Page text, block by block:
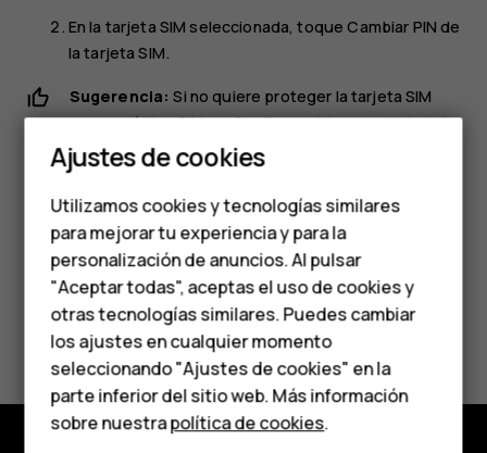
Smartphones
Teléfonos clásicos
Teléfonos para
personas mayores
Accesorios
HMD Terra M
Para empresas
Tabletas
En la tarjeta SIM seleccionada, toqueCambiar PIN de
la tarjeta SIM.
Sugerencia: Si no quiere proteger la tarjeta SIM
con un código PIN, en Configurar bloqueo de tarjeta
SIM, cambieBloquear tarjeta SIM
escriba su PIN actual.
¿Te ha parecido útil?
Sí No
Ajustes de cookies
Utilizamos cookies y tecnologías similares
para mejorar tu experiencia y para la
personalización de anuncios. Al pulsar
"Aceptar todas", aceptas el uso de cookies y
otras tecnologías similares. Puedes cambiar
los ajustes en cualquier momento
seleccionando "Ajustes de cookies" en la
parte inferior del sitio web. Más información
sobre nuestrapolítica de cookies.